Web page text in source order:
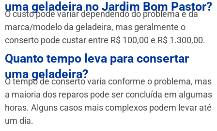
uma geladeira no Jardim Bom Pastor?
O custo pode variar dependendo do problema e da
marca/modelo da geladeira, mas geralmente o
conserto pode custar entre R$ 100,00 e R$ 1.300,00.
Quanto tempo leva para consertar
uma geladeira?
O tempo de conserto varia conforme o problema, mas
a maioria dos reparos pode ser concluída em algumas
horas. Alguns casos mais complexos podem levar até
um dia.